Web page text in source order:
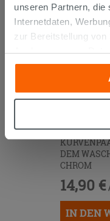
unseren Partnern, die
Internetdaten,
zur Bereitstellung von
Analyse unseres
anderen
die sie aufgrund Ihrer
gesammelt haben,
möchten oder Ihre
Zustimmung kann
„Cookies
die Schaltfläche "X"
nach der Installation
DEM
CHROM
14,90 €
IN DEN